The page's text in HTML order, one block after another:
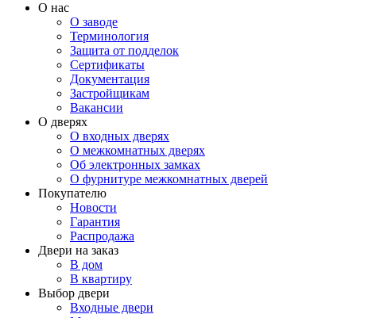
О нас
О заводе
Терминология
Защита от подделок
Сертификаты
Документация
Застройщикам
Вакансии
О дверях
О входных дверях
О межкомнатных дверях
Об электронных замках
О фурнитуре межкомнатных дверей
Покупателю
Новости
Гарантия
Распродажа
Двери на заказ
В дом
В квартиру
Выбор двери
Входные двери